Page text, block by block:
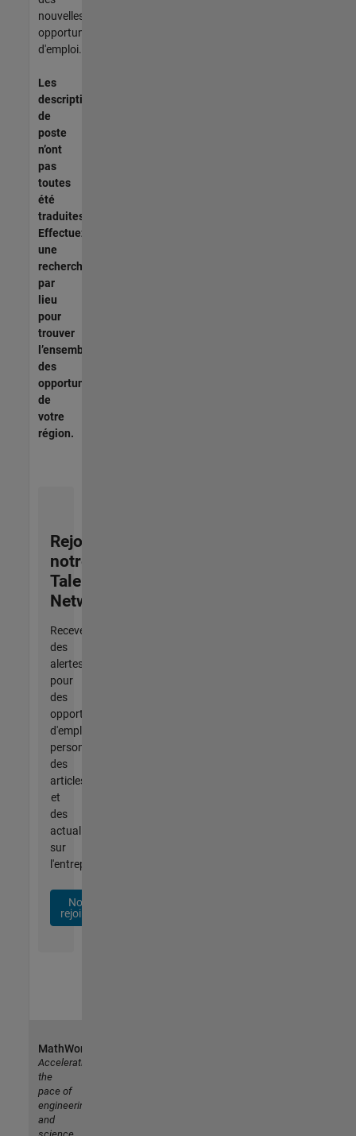
nouvelles
opportunités
d'emploi.
Les
descriptions
de
poste
n’ont
pas
toutes
été
traduites.
Effectuez
une
recherche
par
lieu
pour
trouver
l’ensemble
des
opportunités
de
votre
région.
Rejoignez
notre
Talent
Network
Recevez
des
alertes
pour
des
opportunités
d'emploi
personnalisées,
des
articles
et
des
actualités
sur
l'entreprise.
Nous
rejoindre
MathWorks
Accelerating
the
pace of
engineering
and